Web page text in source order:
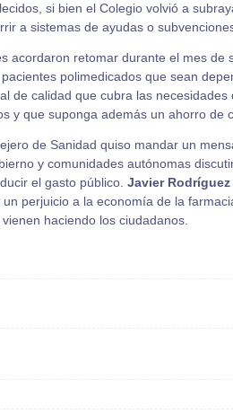
si bien el Colegio volvió a
a sistemas de ayudas o
acordaron retomar durante el mes
polimedicados que sean
de calidad que cubra las
y que suponga además un ahorro de
de Sanidad quiso mandar un
y comunidades autónomas
el gasto público. Javier Rodríguez
perjuicio a la economía de la
haciendo los ciudadanos.